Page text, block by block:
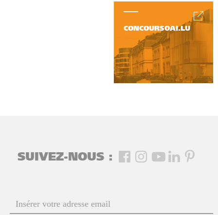
CONCOURSOAI.LU
SUIVEZ-NOUS :